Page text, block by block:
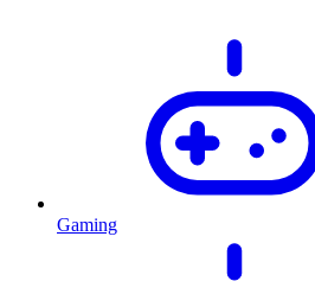
Gaming